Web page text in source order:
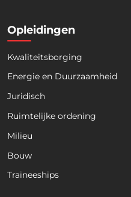
Opleidingen
Kwaliteitsborging
Energie en Duurzaamheid
Juridisch
Ruimtelijke ordening
Milieu
Bouw
Traineeships